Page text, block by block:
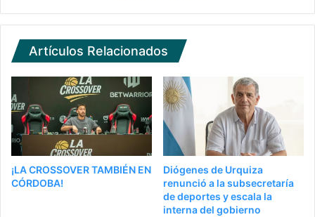
Artículos Relacionados
¡LA CROSSOVER TAMBIÉN EN
CÓRDOBA!
Diógenes de Urquiza
renunció a la subsecretaría
de deportes y escala la
interna del gobierno